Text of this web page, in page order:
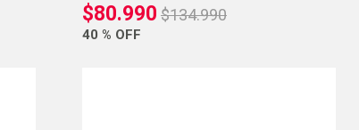
$80.990 $134.990
40 % OFF